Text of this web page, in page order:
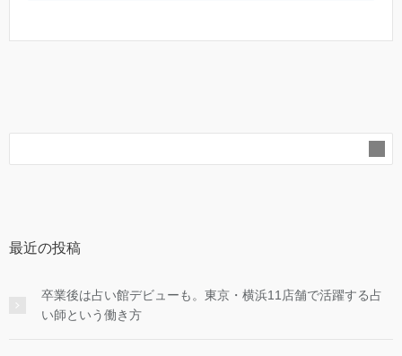
最近の投稿
卒業後は占い館デビューも。東京・横浜11店舗で活躍する占
い師という働き方